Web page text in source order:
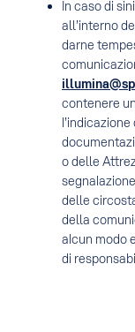
In caso di
all’interno
darne
contenere
o delle
delle
della
alcun modo
di